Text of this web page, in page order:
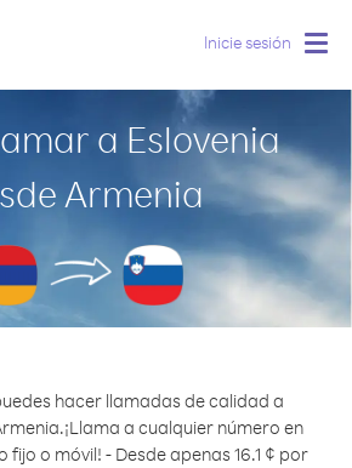
Inicie sesión
a Eslovenia
Armenia
hacer llamadas de calidad a
¡Llama a cualquier número en
fijo o móvil! - Desde apenas 16.1 ¢ por